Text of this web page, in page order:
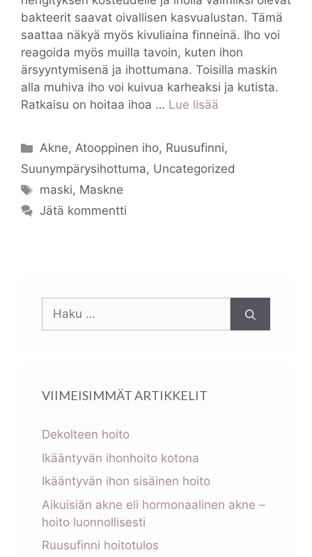
bakteerit saavat oivallisen kasvualustan. Tämä
saattaa näkyä myös kivuliaina finneinä. Iho voi
reagoida myös muilla tavoin, kuten ihon
ärsyyntymisenä ja ihottumana. Toisilla maskin
alla muhiva iho voi kuivua karheaksi ja kutista.
Ratkaisu on hoitaa ihoa … Lue lisää
Kategoriat
Akne,Atooppinen iho, Ruusufinni,
Suunympärysihottuma, Uncategorized
Avainsanat
maski, Maskne
Jätä kommentti
Haku:
VIIMEISIMMÄT ARTIKKELIT
Dekolteen hoito
Ikääntyvän ihonhoito kotona
Ikääntyvän ihon sisäinen hoito
Aikuisiän akne eli hormonaalinen akne –
hoito luonnollisesti
Ruusufinni hoitotulos